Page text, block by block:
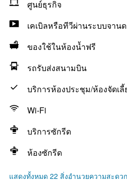
ศูนย์ธุรกิจ
เคเบิลหรือทีวีผ่านระบบจาน
ของใช้ในห้องน้ำฟรี
รถรับส่งสนามบิน
บริการห้องประชุม/ห้องจัดเลี้
Wi-Fi
บริการซักรีด
ห้องซักรีด
แสดงทั้งหมด 22 สิ่งอำนวยความสะดวก